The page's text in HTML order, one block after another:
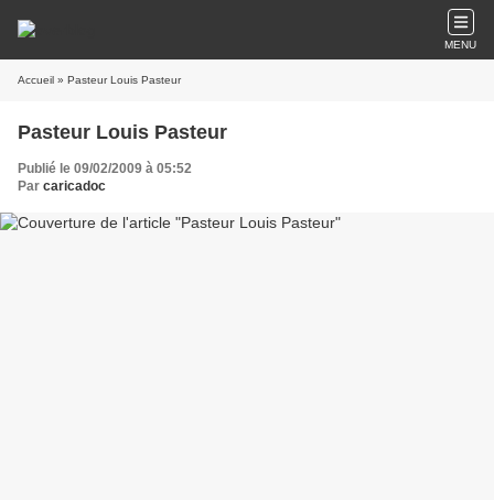
MENU
Accueil » Pasteur Louis Pasteur
Pasteur Louis Pasteur
Publié le 09/02/2009 à 05:52
Par caricadoc